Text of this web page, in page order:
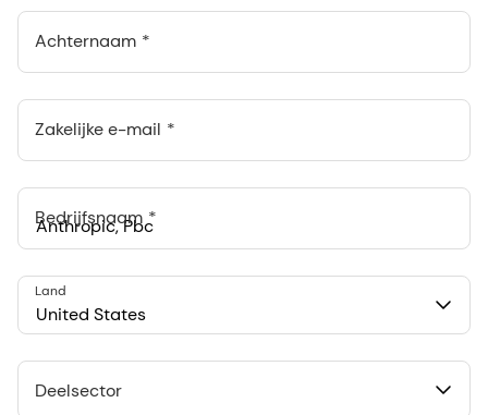
Achternaam
Zakelijke e-mail
Bedrijfsnaam
548 Market St Pmb 90375, San Francisco, California, US
United States
Land
Deelsector